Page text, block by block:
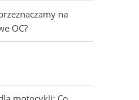
na
OC?